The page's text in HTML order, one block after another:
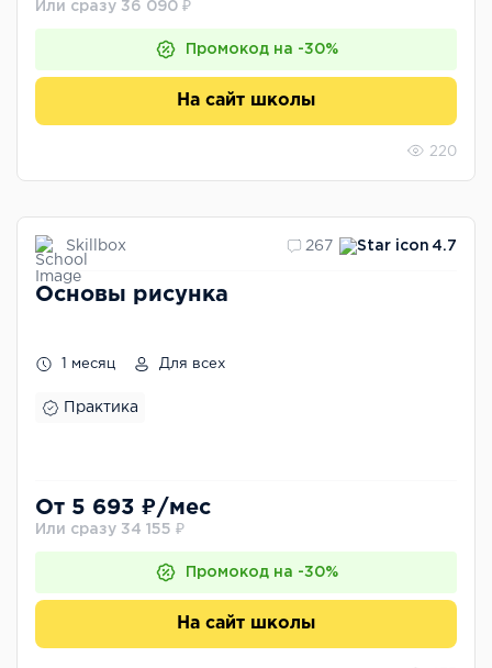
Или сразу 36 090 ₽
Промокод на -30%
На сайт школы
220
Skillbox 267 4.7
Основы рисунка
1 месяц Для всех
Практика
От 5 693 ₽/мес
Или сразу 34 155 ₽
Промокод на -30%
На сайт школы